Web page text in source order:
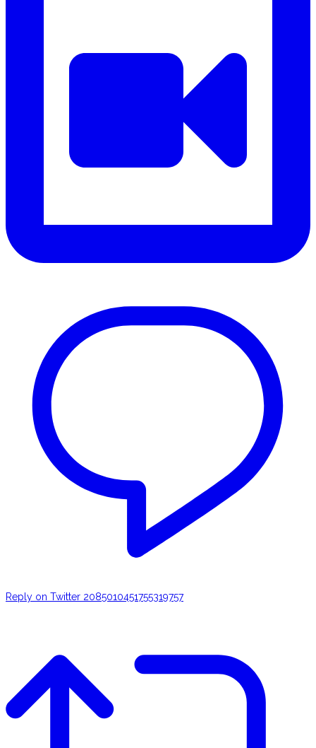
Reply on Twitter 2085010451755319757